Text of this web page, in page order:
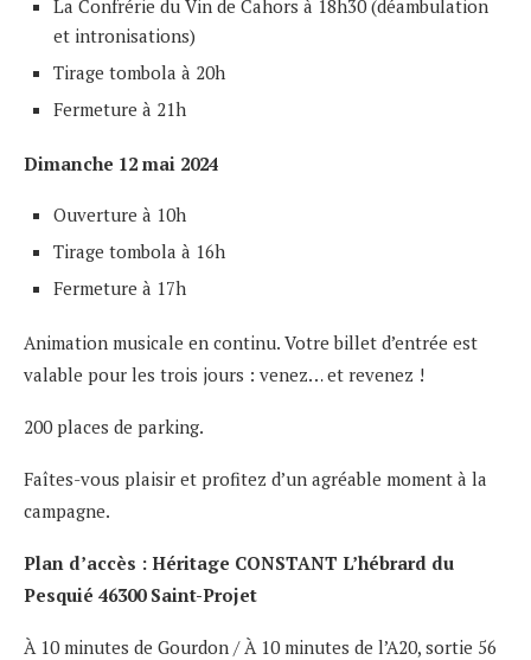
La Confrérie du Vin de Cahors à 18h30 (déambulation
et intronisations)
Tirage tombola à 20h
Fermeture à 21h
Dimanche 12 mai 2024
Ouverture à 10h
Tirage tombola à 16h
Fermeture à 17h
Animation musicale en continu. Votre billet d’entrée est
valable pour les trois jours : venez… et revenez !
200 places de parking.
Faîtes-vous plaisir et profitez d’un agréable moment à la
campagne.
Plan d’accès : Héritage CONSTANT L’hébrard du
Pesquié 46300 Saint-Projet
À 10 minutes de Gourdon / À 10 minutes de l’A20, sortie 56